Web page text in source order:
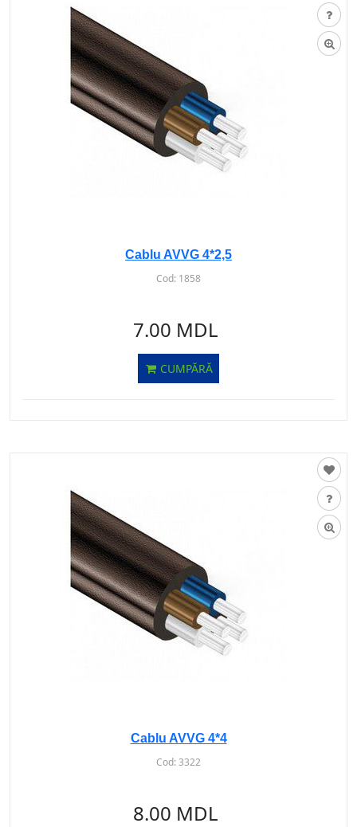
Cablu AVVG 4*2,5
Cod: 1858
7.00 MDL
CUMPĂRĂ
Cablu AVVG 4*4
Cod:3322
8.00 MDL